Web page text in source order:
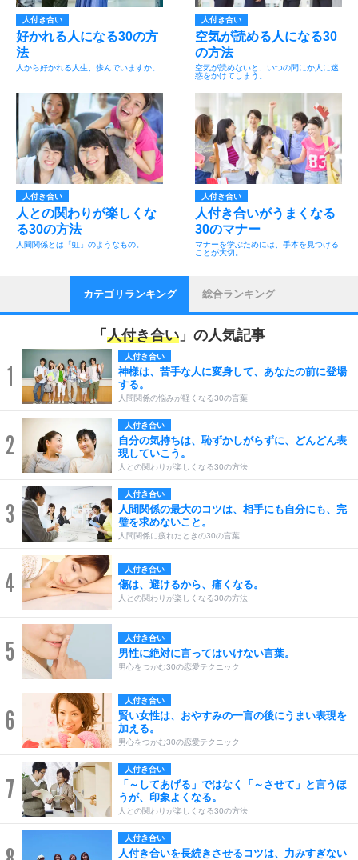
人付き合い
好かれる人になる30の方
法
人から好かれる人生、歩んでいますか。
人付き合い
空気が読める人になる30
の方法
空気が読めないと、いつの間にか人に迷
惑をかけてしまう。
人付き合い
人との関わりが楽しくな
る30の方法
人間関係とは「虹」のようなもの。
人付き合い
人付き合いがうまくなる
30のマナー
マナーを学ぶためには、手本を見つける
ことが大切。
カテゴリランキング 総合ランキング
「 人付き合い 」の人気記事
1
人付き合い
神様は、苦手な人に変身して、あなたの前に登場
する。
人間関係の悩みが軽くなる30の言葉
2
人付き合い
自分の気持ちは、恥ずかしがらずに、どんどん表
現していこう。
人との関わりが楽しくなる30の方法
3
人付き合い
人間関係の最大のコツは、相手にも自分にも、完
璧を求めないこと。
人間関係に疲れたときの30の言葉
4 人付き合い
傷は、避けるから、痛くなる。
人との関わりが楽しくなる30の方法
5 人付き合い
男性に絶対に言ってはいけない言葉。
男心をつかむ30の恋愛テクニック
6
人付き合い
賢い女性は、おやすみの一言の後にうまい表現を
加える。
男心をつかむ30の恋愛テクニック
7
人付き合い
「～してあげる」ではなく「～させて」と言うほ
うが、印象よくなる。
人との関わりが楽しくなる30の方法
人付き合い
人付き合いを長続きさせるコツは、力みすぎない